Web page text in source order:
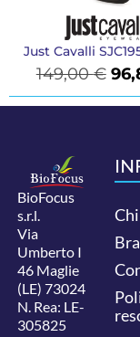
Just Cavalli
149,00€
BioFocus
s.r.l.
Via
Umberto I
46 Maglie
(LE) 73024
N. Rea: LE-
305825